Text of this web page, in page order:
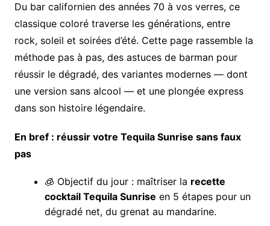
Du bar californien des années 70 à vos verres, ce
classique coloré traverse les générations, entre
rock, soleil et soirées d’été. Cette page rassemble la
méthode pas à pas, des astuces de barman pour
réussir le dégradé, des variantes modernes — dont
une version sans alcool — et une plongée express
dans son histoire légendaire.
En bref : réussir votre Tequila Sunrise sans faux
pas
🧊 Objectif du jour : maîtriser la recette
cocktail Tequila Sunrise en 5 étapes pour un
dégradé net, du grenat au mandarine.